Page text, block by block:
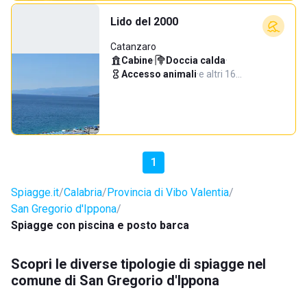
Lido del 2000
Catanzaro
Cabine· Doccia calda·
Accesso animali·e altri 16…
1
Spiagge.it Calabria Provincia di Vibo Valentia
San Gregorio d'Ippona
Spiagge con piscina e posto barca
Scopri le diverse tipologie di spiagge nel
comune di San Gregorio d'Ippona